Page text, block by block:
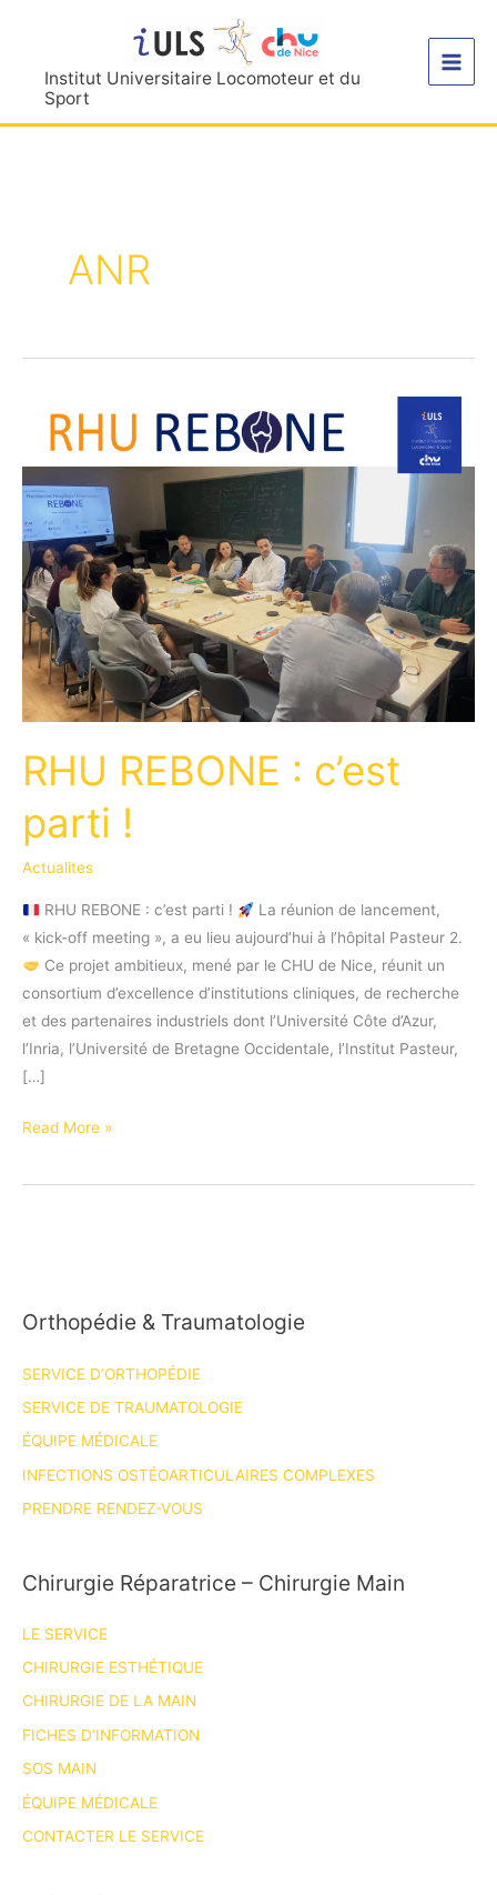
contenuInstitut Universitaire Locomoteur et du
Sport
ANR
RHU REBONE : c’est
parti !
Actualites
RHU REBONE : c’est parti !
La réunion de lancement,
« kick-off meeting », a eu lieu aujourd’hui à l’hôpital Pasteur 2.
Ce projet ambitieux, mené par le CHU de Nice, réunit un
consortium d’excellence d’institutions cliniques, de recherche
et des partenaires industriels dont l’Université Côte d’Azur,
l’Inria, l’Université de Bretagne Occidentale, l’Institut Pasteur,
[…]
RHU
:
Read More »
Orthopédie & Traumatologie
SERVICE D’ORTHOPÉDIE
SERVICE DE TRAUMATOLOGIE
ÉQUIPE MÉDICALE
INFECTIONS OSTÉOARTICULAIRES COMPLEXES
PRENDRE RENDEZ-VOUS
Chirurgie Réparatrice – Chirurgie Main
LE SERVICE
CHIRURGIE ESTHÉTIQUE
CHIRURGIE DE LA MAIN
FICHES D’INFORMATION
SOS MAIN
ÉQUIPE MÉDICALE
CONTACTER LE SERVICE